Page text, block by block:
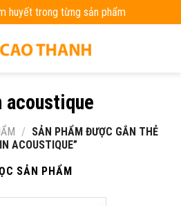
huyết trong từng sản phẩm
acoustique
/ SẢN PHẨM ĐƯỢC GẮN THẺ
ACOUSTIQUE”
SẢN PHẨM